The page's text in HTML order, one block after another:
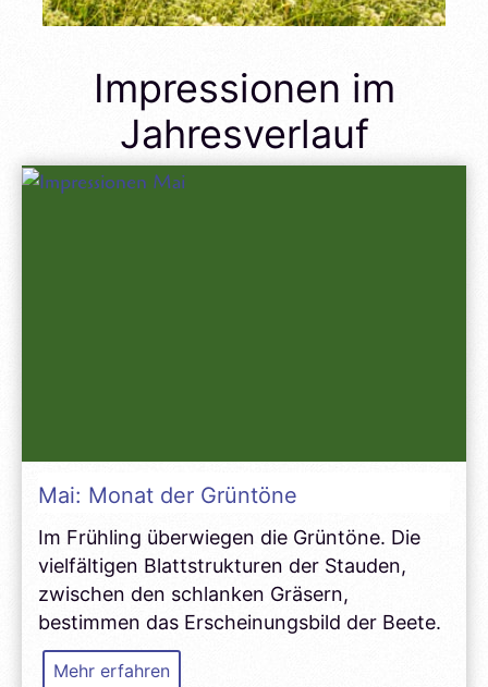
Impressionen im
Jahresverlauf
Mai: Monat der Grüntöne
Im Frühling überwiegen die Grüntöne. Die
vielfältigen Blattstrukturen der Stauden,
zwischen den schlanken Gräsern,
bestimmen das Erscheinungsbild der Beete.
Mehr erfahren